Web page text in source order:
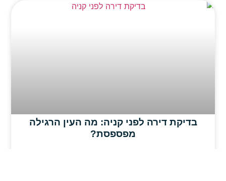
בדיקת דירה לפני קניה: מה העין הרגילה
מפספסת?